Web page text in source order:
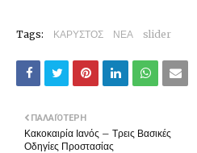
Tags: ΚΑΡΥΣΤΟΣ ΝΕΑ slider
ΠΑΛΑΙΌΤΕΡΗ
Κακοκαιρία Ιανός – Τρεις Βασικές
Οδηγίες Προστασίας